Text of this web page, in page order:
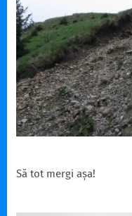
Să tot mergi așa!